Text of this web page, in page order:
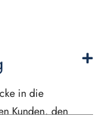
in die
Kunden, den